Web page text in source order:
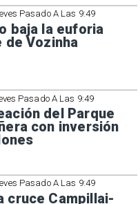
Pasado A Las 9:49
baja la euforia
Vozinha
Pasado A Las 9:49
del Parque
con inversión
Pasado A Las 9:49
cruce Campillai-